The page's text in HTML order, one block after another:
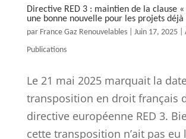
Directive RED 3 : maintien de la clause
une bonne nouvelle pour les projets déjà
par France Gaz Renouvelables| Juin 17, 2025|
Publications
Le 21 mai 2025 marquait la
transposition en droit français
directive européenne RED 3.
cette transposition n’ait pas eu